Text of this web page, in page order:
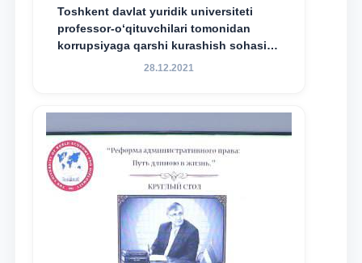
Toshkent davlat yuridik universiteti
professor-o‘qituvchilari tomonidan
korrupsiyaga qarshi kurashish sohasida
amalga oshirilayotgan islohotlar hamda
maqsadida xorijiy va mahalliy ilmiy
nashrlarda chop etilgan maqolalar
dayjesti
28.12.2021